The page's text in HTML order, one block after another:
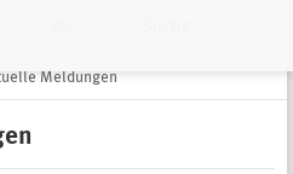
Meldungen